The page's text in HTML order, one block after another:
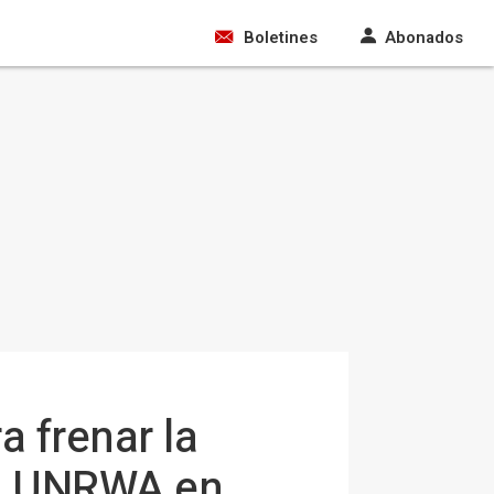
Boletines Abonados
frenar la